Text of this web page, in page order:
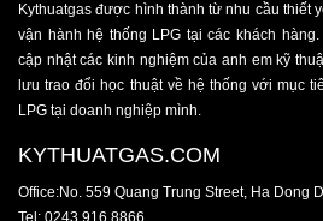
Kythuatgas được hình thành từ nhu cầu thiết
vận hành hệ thống LPG tại các khách
cập nhật các kinh nghiệm của anh em kỹ
lưu trao đổi học thuật về hệ thống với mục
LPG tại doanh nghiệp mình.
KYTHUATGAS.COM
Office:No. 559 Quang Trung Street, Ha Dong
Tel: 0243 916 8866